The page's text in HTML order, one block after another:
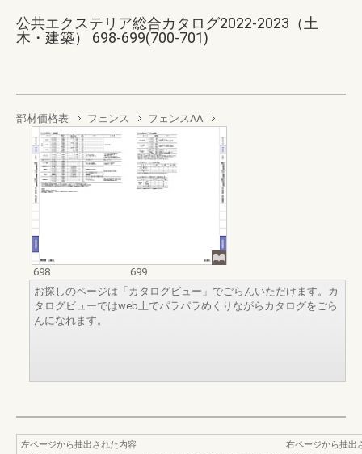
公共エクステリア総合カタログ2022-2023（土
木・建築） 698-699(700-701)
部材価格表 フェンス フェンスAA
698
699
お探しのページは「カタログビュー」でごらんいただけます。カ
タログビューではweb上でパラパラめくりながらカタログをごら
んになれます。
左ページから抽出された内容
右ページから抽出